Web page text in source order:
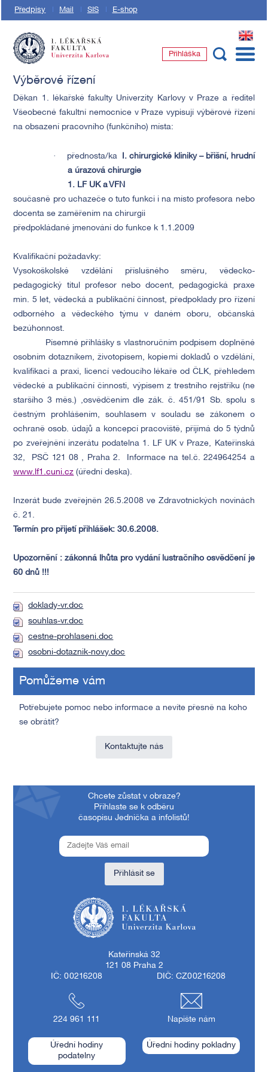
Předpisy Mail SIS E-shop
EN
Přihláška
Výběrové řízení
Děkan 1. lékařské fakulty Univerzity Karlovy v Praze a ředitel
Všeobecné fakultní nemocnice v Praze vypisují výběrové řízení
na obsazení pracovního (funkčního) místa:
· přednosta/ka
I. chirurgické kliniky – břišní, hrudní
a úrazová chirurgie
1. LF UK a VFN
současně pro uchazeče o tuto funkci i na místo profesora nebo
docenta se zaměřením na chirurgii
předpokládané jmenování do funkce k 1.1.2009
Kvalifikační požadavky:
Vysokoškolské vzdělání příslušného směru, vědecko-
pedagogický titul profesor nebo docent, pedagogická praxe
min. 5 let, vědecká a publikační činnost, předpoklady pro řízení
odborného a vědeckého týmu v daném oboru, občanská
bezúhonnost.
Písemné přihlášky s vlastnoručním podpisem doplněné
osobním dotazníkem, životopisem, kopiemi dokladů o vzdělání,
kvalifikaci a praxi, licencí vedoucího lékaře od ČLK, přehledem
vědecké a publikační činnosti, výpisem z trestního rejstříku (ne
staršího 3 měs.) ,osvědčením dle zák. č. 451/91 Sb. spolu s
čestným prohlášením, souhlasem v souladu se zákonem o
ochraně osob. údajů a koncepcí pracoviště, přijímá do 5 týdnů
po zveřejnění inzerátu podatelna 1. LF UK v Praze, Kateřinská
32,
PSČ 121 08 , Praha 2. Informace na tel.č.224964254 a
www.lf1.cuni.cz (úřední deska).
Inzerát bude zveřejněn 26.5.2008 ve Zdravotnických novinách
č. 21.
Termín pro přijetí přihlášek: 30.6.2008.
Upozornění : zákonná lhůta pro vydání lustračního osvědčení je
60 dnů !!!
doklady-vr.doc
souhlas-vr.doc
cestne-prohlaseni.doc
osobni-dotaznik-novy.doc
Pomůžeme vám
Potřebujete pomoc nebo informace a nevíte přesně na koho
se obrátit?
Kontaktujte nás
Chcete zůstat v obraze?
Přihlaste se k odběru
časopisu Jednička a infolistů!
Přihlásit se
Kateřinská 32
121 08 Praha 2
IČ: 00216208
DIČ: CZ00216208
224 961 111 Napište nám
Úřední hodiny
podatelny
Úřední hodiny pokladny